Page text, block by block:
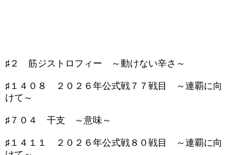
♯２ 筋ジストロフィー ～動けない辛さ～
♯１４０８ ２０２６年公式戦７７戦目 ～連覇に向
けて～
♯７０４ 干支 ～意味～
♯１４１１ ２０２６年公式戦８０戦目 ～連覇に向